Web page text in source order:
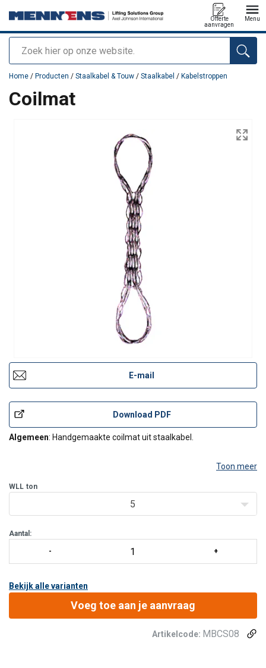
Zoeken
Offerte
aanvragen
Menu
toegevoegd aan uw offerte
Home / Producten / Staalkabel & Touw / Staalkabel / Kabelstroppen
Coilmat
E-mail
Download PDF
Algemeen: Handgemaakte coilmat uit staalkabel.
Toon meer
WLL ton
5
Aantal:
Bekijk alle varianten
Voeg toe aan je aanvraag
Artikelcode: MBCS08